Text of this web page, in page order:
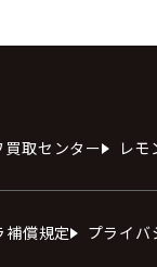
買取センター レモ
補償規定 プライ